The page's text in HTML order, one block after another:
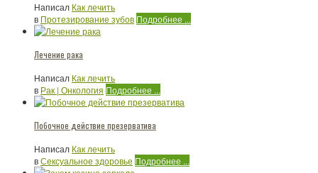
Написал Как лечить
в Протезирование зубов Подробнее ...
Лечение рака
Написал Как лечить
в Рак | Онкология Подробнее ...
Побочное действие презерватива
Написал Как лечить
вСексуальное здоровье Подробнее ...